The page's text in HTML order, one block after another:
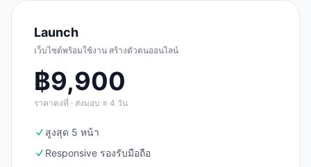
Launch
เว็บไซต์พร้อมใช้งาน สร้างตัวตนออนไลน์
฿9,900
ราคาคงที่ · ส่งมอบ ≤ 4 วัน
สูงสุด 5 หน้า
Responsive รองรับมือถือ